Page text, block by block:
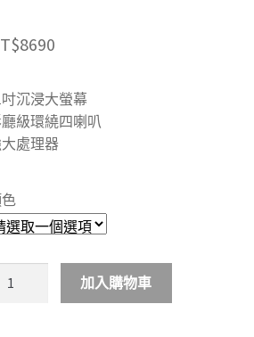
8690
吋沉浸大螢幕
級環繞四喇叭
處理器
加入購物車